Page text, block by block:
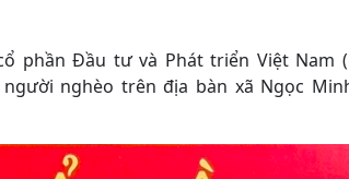
phần Đầu tư và Phát triển Việt Nam
nghèo trên địa bàn xã Ngọc